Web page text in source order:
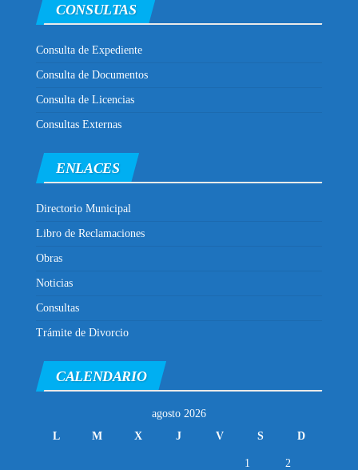
CONSULTAS
Consulta de Expediente
Consulta de Documentos
Consulta de Licencias
Consultas Externas
ENLACES
Directorio Municipal
Libro de Reclamaciones
Obras
Noticias
Consultas
Trámite de Divorcio
CALENDARIO
agosto 2026
L
M X J V S D
1 2